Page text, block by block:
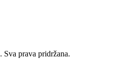
. Sva prava pridržana.